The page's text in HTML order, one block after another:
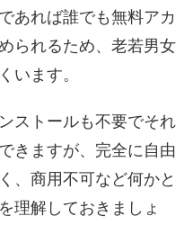
あれば誰でも無料アカ
られるため、老若男女
います。
ストールも不要でそれ
きますが、完全に自由
、商用不可など何かと
理解しておきましょ